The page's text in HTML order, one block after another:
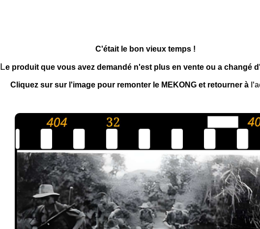
C'était le bon vieux temps !
Le produit que vous avez demandé n'est plus en vente ou a changé
Cliquez sur sur l'image pour remonter le MEKONG et retourner à